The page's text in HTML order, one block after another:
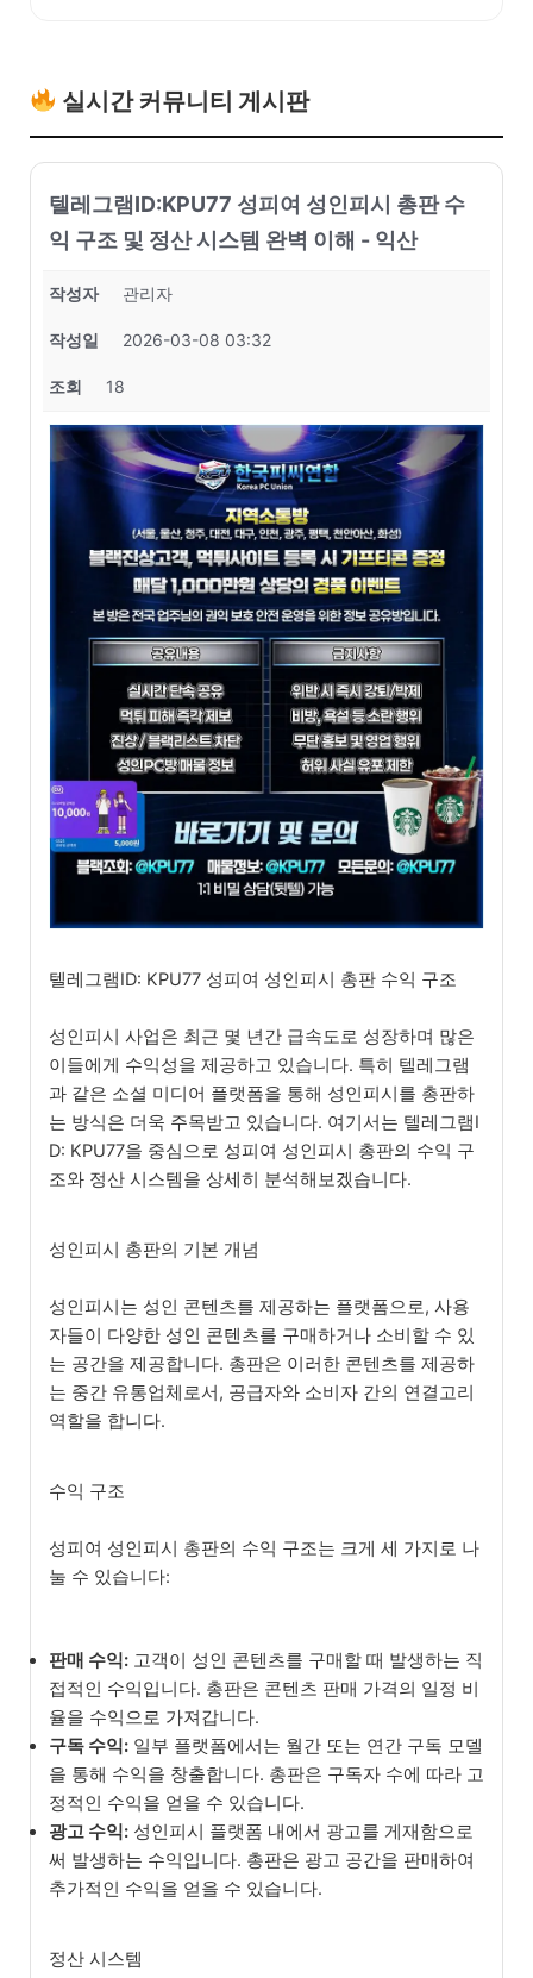
실시간 커뮤니티 게시판
텔레그램ID:KPU77 성피여 성인피시 총판 수
익 구조 및 정산 시스템 완벽 이해 - 익산
작성자 관리자
작성일 2026-03-08 03:32
조회 18
텔레그램ID: KPU77 성피여 성인피시 총판 수익 구조
성인피시 사업은 최근 몇 년간 급속도로 성장하며 많은
이들에게 수익성을 제공하고 있습니다. 특히 텔레그램
과 같은 소셜 미디어 플랫폼을 통해 성인피시를 총판하
는 방식은 더욱 주목받고 있습니다. 여기서는 텔레그램I
D: KPU77을 중심으로 성피여 성인피시 총판의 수익 구
조와 정산 시스템을 상세히 분석해보겠습니다.
성인피시 총판의 기본 개념
성인피시는 성인 콘텐츠를 제공하는 플랫폼으로, 사용
자들이 다양한 성인 콘텐츠를 구매하거나 소비할 수 있
는 공간을 제공합니다. 총판은 이러한 콘텐츠를 제공하
는 중간 유통업체로서, 공급자와 소비자 간의 연결고리
역할을 합니다.
수익 구조
성피여 성인피시 총판의 수익 구조는 크게 세 가지로 나
눌 수 있습니다:
판매 수익: 고객이 성인 콘텐츠를 구매할 때 발생하는 직
접적인 수익입니다. 총판은 콘텐츠 판매 가격의 일정 비
율을 수익으로 가져갑니다.
구독 수익: 일부 플랫폼에서는 월간 또는 연간 구독 모델
을 통해 수익을 창출합니다. 총판은 구독자 수에 따라 고
정적인 수익을 얻을 수 있습니다.
광고 수익: 성인피시 플랫폼 내에서 광고를 게재함으로
써 발생하는 수익입니다. 총판은 광고 공간을 판매하여
추가적인 수익을 얻을 수 있습니다.
정산 시스템